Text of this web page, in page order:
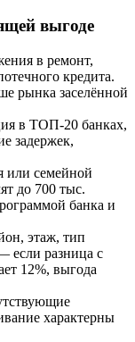
выгоде
в ремонт,
кредита.
рынка заселённой
в ТОП-20 банках,
задержек,
или семейной
до 700 тыс.
банка и
этаж, тип
если разница с
12%, выгода
характерны